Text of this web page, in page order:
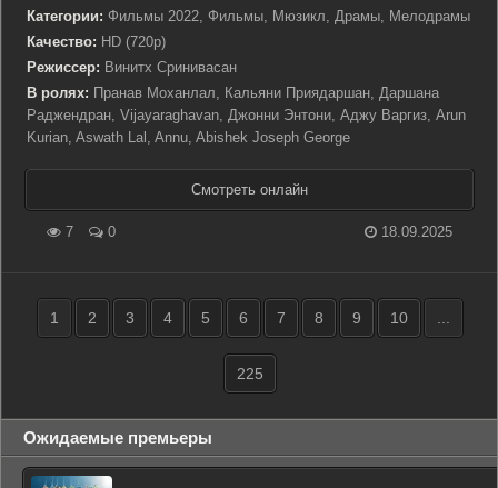
Категории: Фильмы 2022, Фильмы, Мюзикл, Драмы, Мелодрамы
Качество: HD (720p)
Режиссер: Винитх Сринивасан
В ролях: Пранав Моханлал, Кальяни Приядаршан, Даршана
Раджендран, Vijayaraghavan, Джонни Энтони, Аджу Варгиз, Arun
Kurian, Aswath Lal, Annu, Abishek Joseph George
Смотреть онлайн
7 0 18.09.2025
1 2 3 4 5 6 7 8 9 10
225
Ожидаемые премьеры